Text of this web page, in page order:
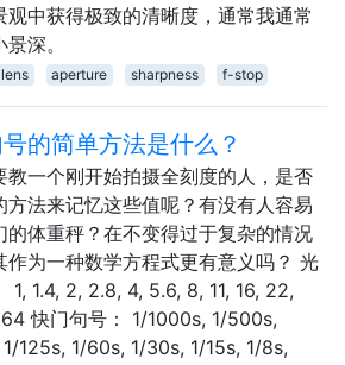
观中获得极致的清晰度，通常我通常
深。
lens aperture sharpness f-stop
的简单方法是什么？
教一个刚开始拍摄全刻度的人，是否
方法来记忆这些值呢？有没有人容易
的体重秤？在不变得过于复杂的情况
作为一种数学方程式更有意义吗？ 光
1, 1.4, 2, 2.8, 4, 5.6, 8, 11, 16, 22,
快门句号： 1/1000s, 1/500s,
125s, 1/60s, 1/30s, 1/15s, 1/8s,